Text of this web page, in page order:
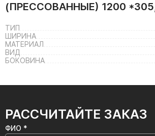
(ПРЕССОВАННЫЕ) 1200
ТИП
ШИРИНА
МАТЕРИАЛ
ВИД
БОКОВИНА
РАССЧИТАЙТЕ ЗАКАЗ
ФИО *